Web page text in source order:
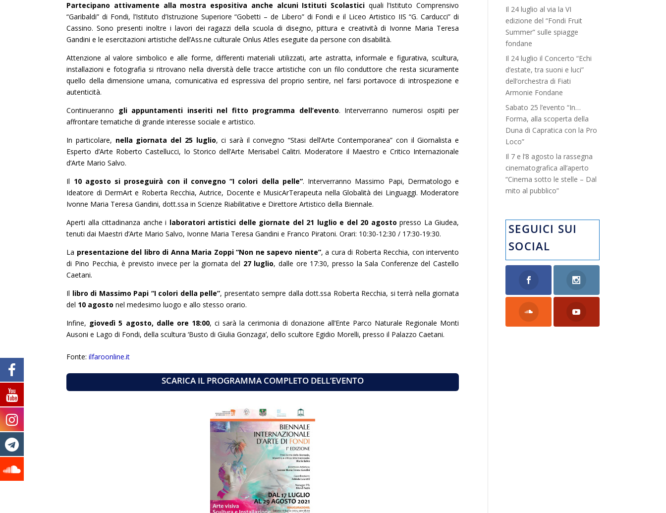
Partecipano attivamente alla mostra espositiva anche alcuni Istituti Scolasticiquali l’Istituto Comprensivo
“Garibaldi” di Fondi, l’Istituto d’Istruzione Superiore “Gobetti – de Libero” di Fondi e il Liceo Artistico IIS “G. Carducci” di
Cassino. Sono presenti inoltre i lavori dei ragazzi della scuola di disegno, pittura e creatività di Ivonne Maria Teresa
Gandini e le esercitazioni artistiche dell’Ass.ne culturale Onlus Atles eseguite da persone con disabilità.
Attenzione al valore simbolico e alle forme, differenti materiali utilizzati, arte astratta, informale e figurativa, scultura,
installazioni e fotografia si ritrovano nella diversità delle tracce artistiche con un filo conduttore che resta sicuramente
quello della dimensione umana, comunicativa ed espressiva del proprio sentire, nel farsi portavoce di introspezione e
autenticità.
Continueranno gli appuntamenti inseriti nel fitto programma dell’evento. Interverranno numerosi ospiti per
affrontare tematiche di grande interesse sociale e artistico.
In particolare, nella giornata del 25 luglio, ci sarà il convegno “Stasi dell’Arte Contemporanea” con il Giornalista e
Esperto d’Arte Roberto Castellucci, lo Storico dell’Arte Merisabel Calitri. Moderatore il Maestro e Critico Internazionale
d’Arte Mario Salvo.
Il 10 agosto si proseguirà con il convegno “I colori della pelle”. Interverranno Massimo Papi, Dermatologo e
Ideatore di DermArt e Roberta Recchia, Autrice, Docente e MusicArTerapeuta nella Globalità dei Linguaggi. Moderatore
Ivonne Maria Teresa Gandini, dott.ssa in Scienze Riabilitative e Direttore Artistico della Biennale.
Aperti alla cittadinanza anche i laboratori artistici delle giornate del 21 luglio e del 20 agosto presso La Giudea,
tenuti dai Maestri d’Arte Mario Salvo, Ivonne Maria Teresa Gandini e Franco Piratoni. Orari: 10:30-12:30 / 17:30-19:30.
La presentazione del libro di Anna Maria Zoppi “Non ne sapevo niente”, a cura di Roberta Recchia, con intervento
di Pino Pecchia, è previsto invece per la giornata del 27 luglio, dalle ore 17:30, presso la Sala Conferenze del Castello
Caetani.
Il libro di Massimo Papi “I colori della pelle”, presentato sempre dalla dott.ssa Roberta Recchia, si terrà nella giornata
del 10 agosto nel medesimo luogo e allo stesso orario.
Infine, giovedì 5 agosto, dalle ore 18:00, ci sarà la cerimonia di donazione all’Ente Parco Naturale Regionale Monti
Ausoni e Lago di Fondi, della scultura ‘Busto di Giulia Gonzaga’, dello scultore Egidio Morelli, presso il Palazzo Caetani.
Fonte:ilfaroonline.it
SCARICA IL PROGRAMMA COMPLETO DELL’EVENTO
Il 24 luglio al via la VI
edizione del “Fondi Fruit
Summer” sulle spiagge
fondane
Il 24 luglio il Concerto “Echi
d’estate, tra suoni e luci”
dell’orchestra di Fiati
Armonie Fondane
Sabato 25 l’evento “In…
Forma, alla scoperta della
Duna di Capratica con la Pro
Loco”
Il 7 e l’8 agosto la rassegna
cinematografica all’aperto
“Cinema sotto le stelle – Dal
mito al pubblico”
SEGUICI SUI
SOCIAL